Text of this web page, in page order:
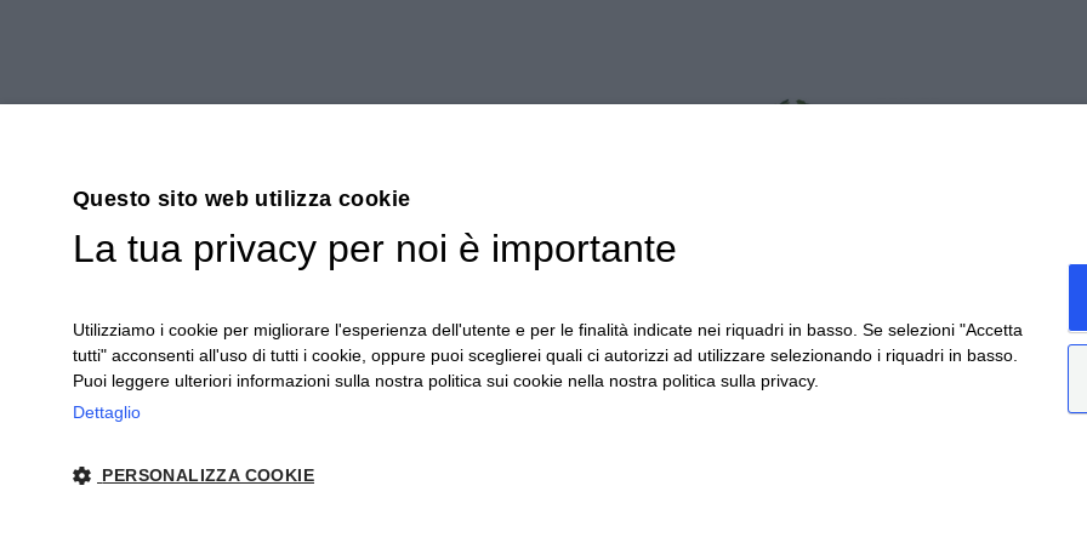
Questo sito web utilizza cookie
La tua privacy per noi è importante
Utilizziamo i cookie per migliorare l'esperienza dell'utente e per le finalità indicate nei riquadri in basso. Se selezioni "Accetta
tutti" acconsenti all'uso di tutti i cookie, oppure puoi sceglierei quali ci autorizzi ad utilizzare selezionando i riquadri in basso.
Puoi leggere ulteriori informazioni sulla nostra politica sui cookie nella nostra politica sulla privacy.
Dettaglio
PERSONALIZZA COOKIE